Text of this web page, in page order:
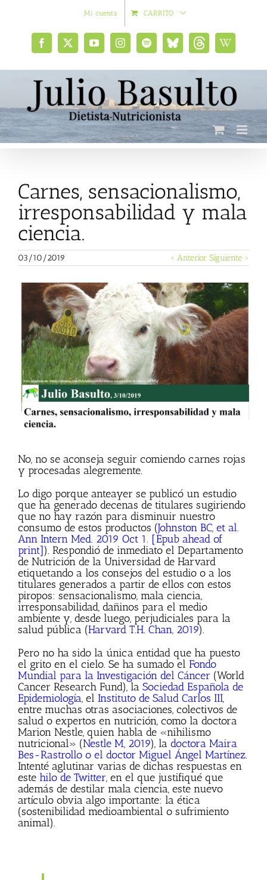
Mi cuenta CARRITO
Facebook
X YouTubeInstagramSpotifyBluesky
social
ThreadsWikipedia
Carnes, sensacionalismo,
irresponsabilidad y mala
ciencia.
03/10/2019 < Anterior Siguiente >
Ver
imagen
más
grande
No, no se aconseja seguir comiendo carnes rojas
y procesadas alegremente.
Lo digo porque anteayer se publicó un estudio
que ha generado decenas de titulares sugiriendo
que no hay razón para disminuir nuestro
consumo de estos productos (Johnston BC, et al.
Ann Intern Med. 2019 Oct 1. [Epub ahead of
print]). Respondió de inmediato el Departamento
de Nutrición de la Universidad de Harvard
etiquetando a los consejos del estudio o a los
titulares generados a partir de ellos con estos
piropos: sensacionalismo, mala ciencia,
irresponsabilidad, dañinos para el medio
ambiente y, desde luego, perjudiciales para la
salud pública (Harvard T.H. Chan, 2019).
Pero no ha sido la única entidad que ha puesto
el grito en el cielo. Se ha sumado el Fondo
Mundial para la Investigación del Cáncer (World
Cancer Research Fund), la Sociedad Española de
Epidemiología, el Instituto de Salud Carlos III,
entre muchas otras asociaciones, colectivos de
salud o expertos en nutrición, como la doctora
Marion Nestle, quien habla de «nihilismo
nutricional» (Nestle M, 2019), la doctora Maira
Bes-Rastrollo o el doctor Miguel Ángel Martínez.
Intenté aglutinar varias de dichas respuestas en
este hilo de Twitter, en el que justifiqué que
además de destilar mala ciencia, este nuevo
artículo obvia algo importante: la ética
(sostenibilidad medioambiental o sufrimiento
animal).